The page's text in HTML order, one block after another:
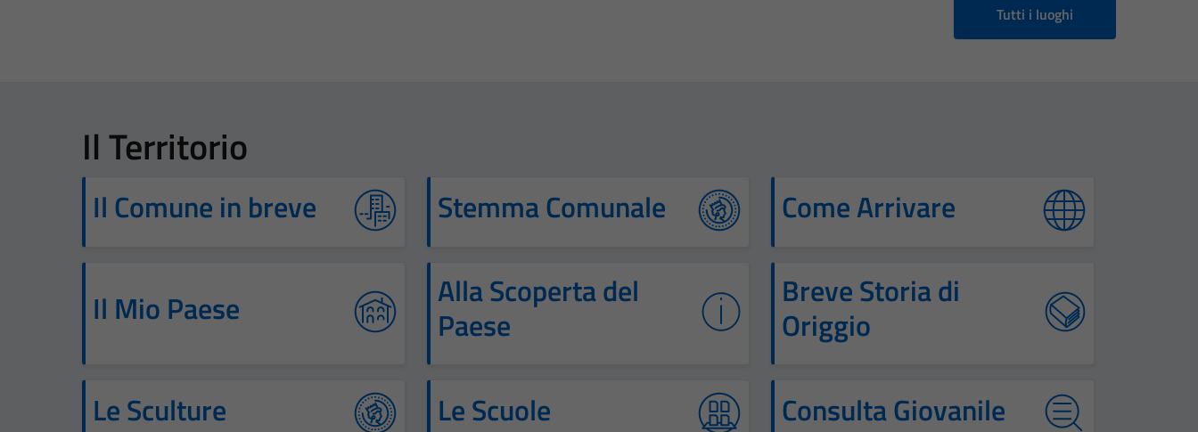
Tutti i luoghi
Il Territorio
Il Comune in breve Stemma Comunale Come Arrivare
Il Mio Paese
Alla Scoperta del
Paese
Breve Storia di
Origgio
Le Sculture
Le Scuole
Consulta Giovanile